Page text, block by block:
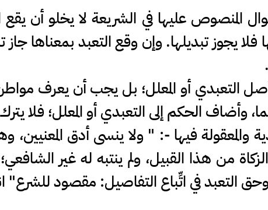
(ت 543هـ): "الأقوال المنصوص عليها في الشريعة لا يخلو
يجوز تبديلها. وإن وقع التعبد بمعناها جاز
التعبدي أو المعلل؛ بل يجب أن يعرف
الحكم إلى التعبدي أو المعلل؛ فلا
والمعقولة فيها -: " ولا ينسى أدق
من هذا القبيل، ولم ينتبه له غير
التعبد في اتِّباع التفاصيل: مقصود للشرع"